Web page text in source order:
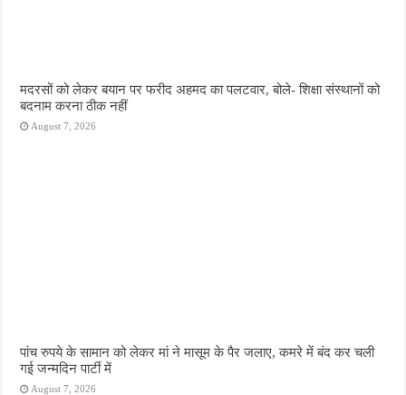
मदरसों को लेकर बयान पर फरीद अहमद का पलटवार, बोले- शिक्षा संस्थानों को
बदनाम करना ठीक नहीं
August 7, 2026
पांच रुपये के सामान को लेकर मां ने मासूम के पैर जलाए, कमरे में बंद कर चली
गई जन्मदिन पार्टी में
August 7, 2026